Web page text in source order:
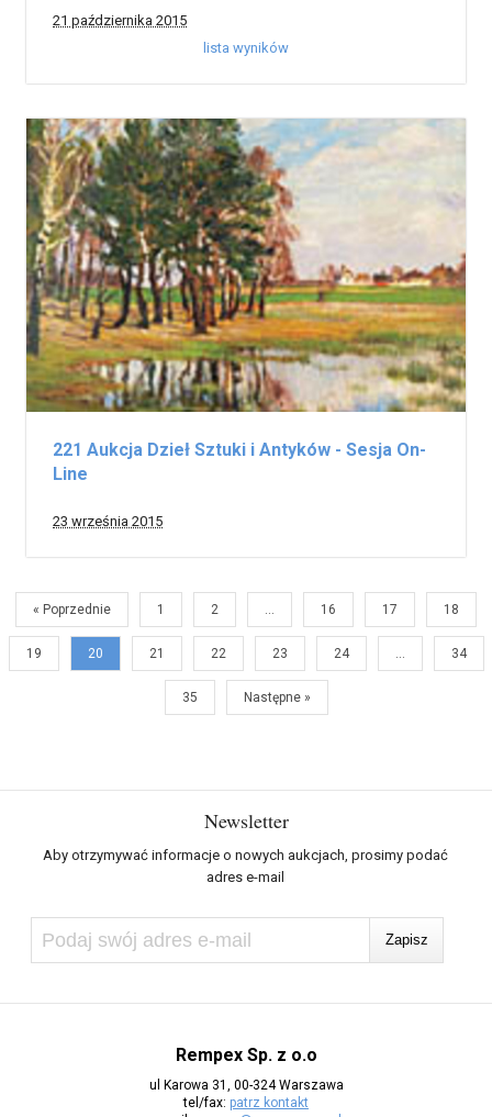
21 października 2015
lista wyników
221 Aukcja Dzieł Sztuki i Antyków - Sesja On-
Line
23 września 2015
« Poprzednie 1 2 … 16 17 18
19 20 21 22 23 24 … 34
35 Następne »
Newsletter
Aby otrzymywać informacje o nowych aukcjach, prosimy podać
adres e-mail
Rempex Sp. z o.o
ul Karowa 31, 00-324 Warszawa
tel/fax: patrz kontakt